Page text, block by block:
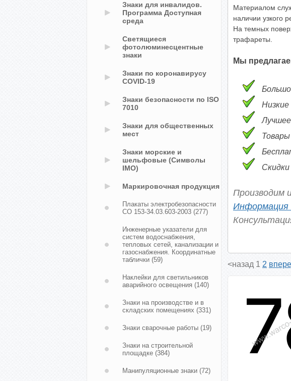
Материалом
наличии узкого
На темных
трафареты.
Мы
Скидки
Производим
Информация
<назад 1 2
Знаки для инвалидов.
Программа Доступная
среда
Светящиеся
фотолюминесцентные
знаки
Знаки по коронавирусу
COVID-19
Знаки безопасности по ISO
7010
Знаки для общественных
мест
Знаки морские и
шельфовые (Символы
IMO)
Маркировочная продукция
Плакаты электробезопасности
СО 153-34.03.603-2003 (277)
Инженерные указатели для
систем водоснабжения,
тепловых сетей, канализации и
газоснабжения. Координатные
таблички (59)
Наклейки для светильников
аварийного освещения (140)
Знаки на производстве и в
складских помещениях (331)
Знаки сварочные работы (19)
Знаки на строительной
площадке (384)
Манипуляционные знаки (72)